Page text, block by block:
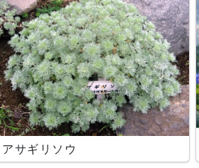
アサギリソウ